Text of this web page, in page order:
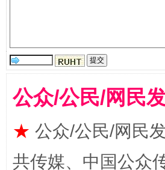
揭批美国五大"原罪"
公众/公民/网民
★ 公众/公民/网民
共传媒、中国公众